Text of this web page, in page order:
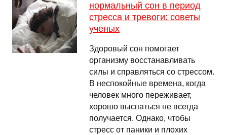
нормальный сон в период
стресса и тревоги: советы
ученых
Здоровый сон помогает
организму восстанавливать
силы и справляться со стрессом.
В неспокойные времена, когда
человек много переживает,
хорошо выспаться не всегда
получается. Однако, чтобы
стресс от паники и плохих